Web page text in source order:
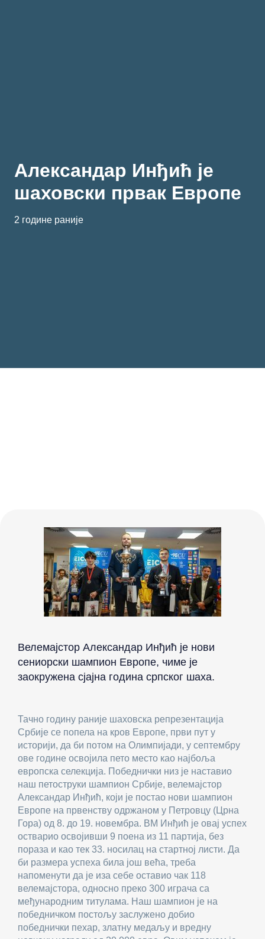
Александар Инђић је
шаховски првак Европе
2 године раније
Велемајстор Александар Инђић је нови
сениорски шампион Европе, чиме је
заокружена сјајна година српског шаха.
Тачно годину раније шаховска репрезентација
Србије се попела на кров Европе, први пут у
историји, да би потом на Олимпијади, у септембру
ове године освојила пето место као најбоља
европска селекција. Победнички низ је наставио
наш петоструки шампион Србије, велемајстор
Александар Инђић, који је постао нови шампион
Европе на првенству одржаном у Петровцу (Црна
Гора) од 8. до 19. новембра. ВМ Инђић је овај успех
остварио освојивши 9 поена из 11 партија, без
пораза и као тек 33. носилац на стартној листи. Да
би размера успеха била још већа, треба
напоменути да је иза себе оставио чак 118
велемајстора, односно преко 300 играча са
међународним титулама. Наш шампион је на
победничком постољу заслужено добио
победнички пехар, златну медаљу и вредну